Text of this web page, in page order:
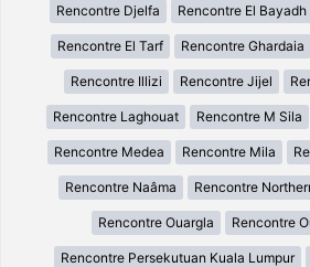
Rencontre Djelfa Rencontre El Bayadh
Rencontre El Tarf Rencontre Ghardaia
Rencontre Illizi Rencontre Jijel
Rencontre Laghouat Rencontre M Sila
Rencontre Medea Rencontre Mila
Rencontre Naâma Rencontre
Rencontre Ouargla Rencontre
Rencontre Persekutuan Kuala Lumpur